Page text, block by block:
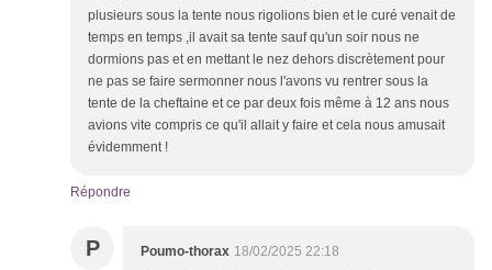
plusieurs sous la tente nous rigolions bien et le curé venait de
temps en temps ,il avait sa tente sauf qu'un soir nous ne
dormions pas et en mettant le nez dehors discrètement pour
ne pas se faire sermonner nous l'avons vu rentrer sous la
tente de la cheftaine et ce par deux fois même à 12 ans nous
avions vite compris ce qu'il allait y faire et cela nous amusait
évidemment !
Répondre
P Poumo-thorax 18/02/2025 22:18